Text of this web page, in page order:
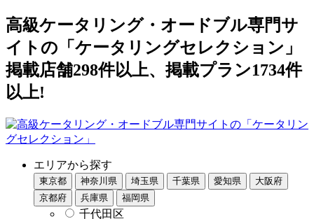
高級ケータリング・オードブル専門サ
イトの「ケータリングセレクション」
掲載店舗298件以上、掲載プラン1734件
以上!
エリアから探す
東京都 神奈川県 埼玉県 千葉県 愛知県
大阪府
京都府
兵庫県 福岡県
千代田区